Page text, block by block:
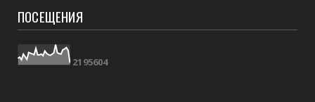
ПОСЕЩЕНИЯ
21 95604